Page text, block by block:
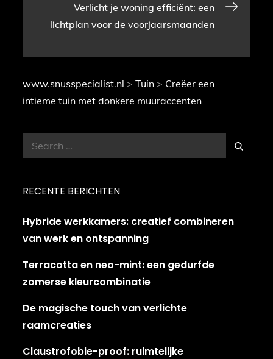
Verlicht je woning efficiënt: een
lichtplan voor de voorjaarsmaanden
www.snusspecialist.nl >Tuin > Creëer een
intieme tuin met donkere muuraccenten
Search
for:
Search
RECENTE BERICHTEN
Hybride werkkamers: creatief combineren
van werk en ontspanning
Terracotta en neo-mint: een gedurfde
zomerse kleurcombinatie
De magische touch van verlichte
raamcreaties
Claustrofobie-proof: ruimtelijke